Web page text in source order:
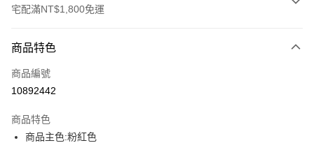
宅配滿NT$1,800免運
信用卡一次付款
LINE Pay
街口支付
商品特色
商品編號
10892442
商品特色
商品主色:粉紅色